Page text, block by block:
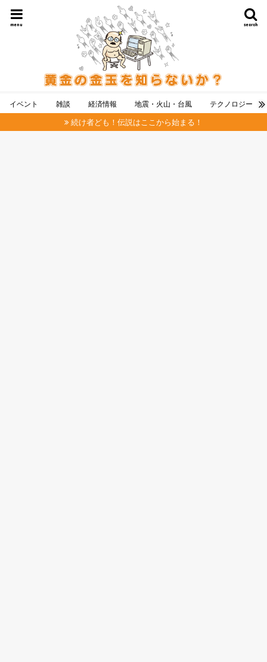
search
menu
イベント 雑談 経済情報 地震・火山・台風 テクノロジー
続け者ども！伝説はここから始まる！